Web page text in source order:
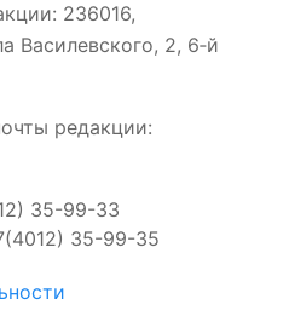
236016,
Василевского, 2, 6‑й
редакции:
35-99-33
35-99-35